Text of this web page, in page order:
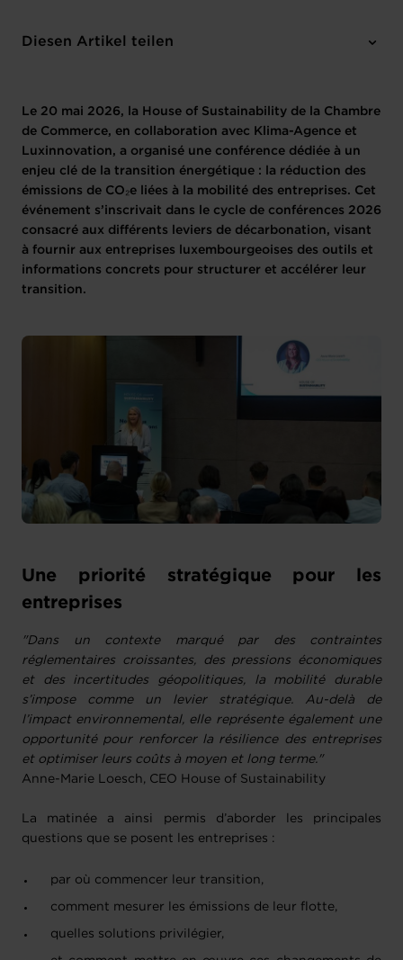
Diesen Artikel teilen
Le 20 mai 2026, la House of Sustainability de la Chambre
de Commerce, en collaboration avec Klima-Agence et
Luxinnovation, a organisé une conférence dédiée à un
enjeu clé de la transition énergétique : la réduction des
émissions de CO₂e liées à la mobilité des entreprises. Cet
événement s’inscrivait dans le cycle de conférences 2026
consacré aux différents leviers de décarbonation, visant
à fournir aux entreprises luxembourgeoises des outils et
informations concrets pour structurer et accélérer leur
transition.
Une priorité stratégique pour les
entreprises
"Dans un contexte marqué par des contraintes
réglementaires croissantes, des pressions économiques
et des incertitudes géopolitiques, la mobilité durable
s’impose comme un levier stratégique. Au-delà de
l’impact environnemental, elle représente également une
opportunité pour renforcer la résilience des entreprises
et optimiser leurs coûts à moyen et long terme."
Anne-Marie Loesch, CEO House of Sustainability
La matinée a ainsi permis d’aborder les principales
questions que se posent les entreprises :
par où commencer leur transition,
comment mesurer les émissions de leur flotte,
quelles solutions privilégier,